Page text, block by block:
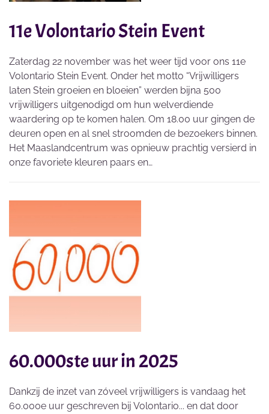
11e Volontario Stein Event
Zaterdag 22 november was het weer tijd voor ons 11e
Volontario Stein Event. Onder het motto “Vrijwilligers
laten Stein groeien en bloeien” werden bijna 500
vrijwilligers uitgenodigd om hun welverdiende
waardering op te komen halen. Om 18.00 uur gingen de
deuren open en al snel stroomden de bezoekers binnen.
Het Maaslandcentrum was opnieuw prachtig versierd in
onze favoriete kleuren paars en…
60.000ste uur in 2025
Dankzij de inzet van zóveel vrijwilligers is vandaag het
60.000e uur geschreven bij Volontario... en dat door